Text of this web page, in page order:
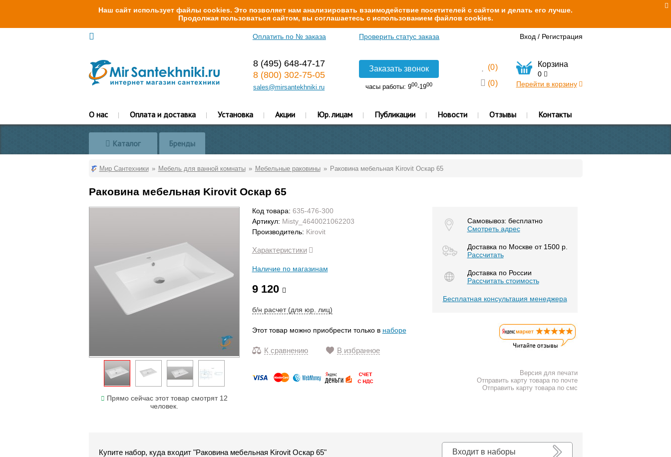
Наш сайт использует файлы cookies. Это позволяет нам анализировать взаимодействие посетителей с сайтом и делать его лучше.
Продолжая пользоваться сайтом, вы соглашаетесь с использованием файлов cookies.
Оплатить по № заказа Проверить статус заказа Вход / Регистрация
8 (495) 648-47-17
8 (800) 302-75-05
sales@mirsantekhniki.ru
Заказать звонок
часы работы: 900-1900
(0)
(0)
Корзина
0
Перейти в корзину
О нас Оплата и доставка Установка Акции Юр. лицам Публикации Новости Отзывы Контакты
Каталог Бренды
Мир Сантехники Мебель для ванной комнаты Мебельные раковины Раковина мебельная Kirovit Оскар 65
Раковина мебельная Kirovit Оскар 65
Прямо сейчас этот товар смотрят 12
человек.
Код товара: 635-476-300
Артикул: Misty_4640021062203
Производитель: Kirovit
Характеристики
Наличие по магазинам
9 120
б/н расчет (для юр. лиц)
Этот товар можно приобрести только в наборе
К сравнению В избранное
Самовывоз: бесплатно
Смотреть адрес
Доставка по Москве от 1500 р.
Расcчитать
Доставка по России
Рассчитать стоимость
Бесплатная консультация менеджера
Версия для печати
Отправить карту товара по почте
Отправить карту товара по смс
Входит в наборы
Купите набор, куда входит "Раковина мебельная Kirovit Оскар 65"